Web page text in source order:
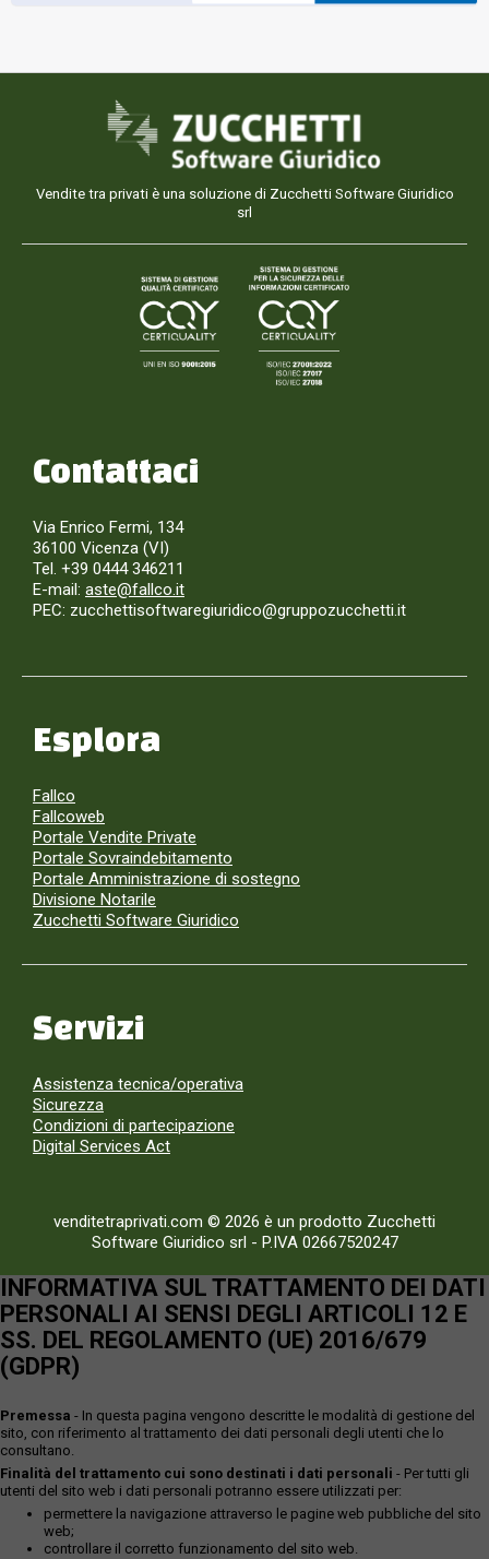
Vendite tra privati è una soluzione di Zucchetti Software Giuridico
srl
Contattaci
Via Enrico Fermi, 134
36100 Vicenza (VI)
Tel. +39 0444 346211
E-mail: aste@fallco.it
PEC: zucchettisoftwaregiuridico@gruppozucchetti.it
Esplora
Fallco
Fallcoweb
Portale Vendite Private
Portale Sovraindebitamento
Portale Amministrazione di sostegno
Divisione Notarile
Zucchetti Software Giuridico
Servizi
Assistenza tecnica/operativa
Sicurezza
Condizioni di partecipazione
Digital Services Act
venditetraprivati.com © 2026 è un prodotto Zucchetti
Software Giuridico srl - P.IVA 02667520247
INFORMATIVA SUL TRATTAMENTO DEI DATI
PERSONALI AI SENSI DEGLI ARTICOLI 12 E
SS. DEL REGOLAMENTO (UE) 2016/679
(GDPR)
Premessa - In questa pagina vengono descritte le modalità di gestione del
sito, con riferimento al trattamento dei dati personali degli utenti che lo
consultano.
Finalità del trattamento cui sono destinati i dati personali - Per tutti gli
utenti del sito web i dati personali potranno essere utilizzati per:
permettere la navigazione attraverso le pagine web pubbliche del sito
web;
controllare il corretto funzionamento del sito web.